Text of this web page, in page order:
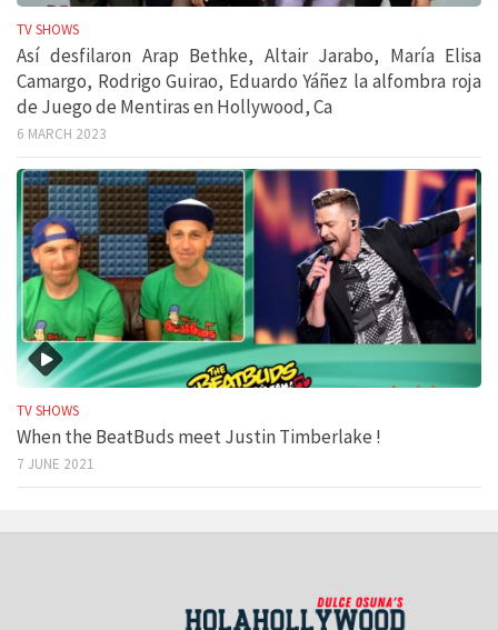
TV SHOWS
Así desfilaron Arap Bethke, Altair Jarabo, María Elisa
Camargo, Rodrigo Guirao, Eduardo Yáñez la alfombra roja
de Juego de Mentiras en Hollywood, Ca
6 MARCH 2023
TV SHOWS
When the BeatBuds meet Justin Timberlake !
7 JUNE 2021